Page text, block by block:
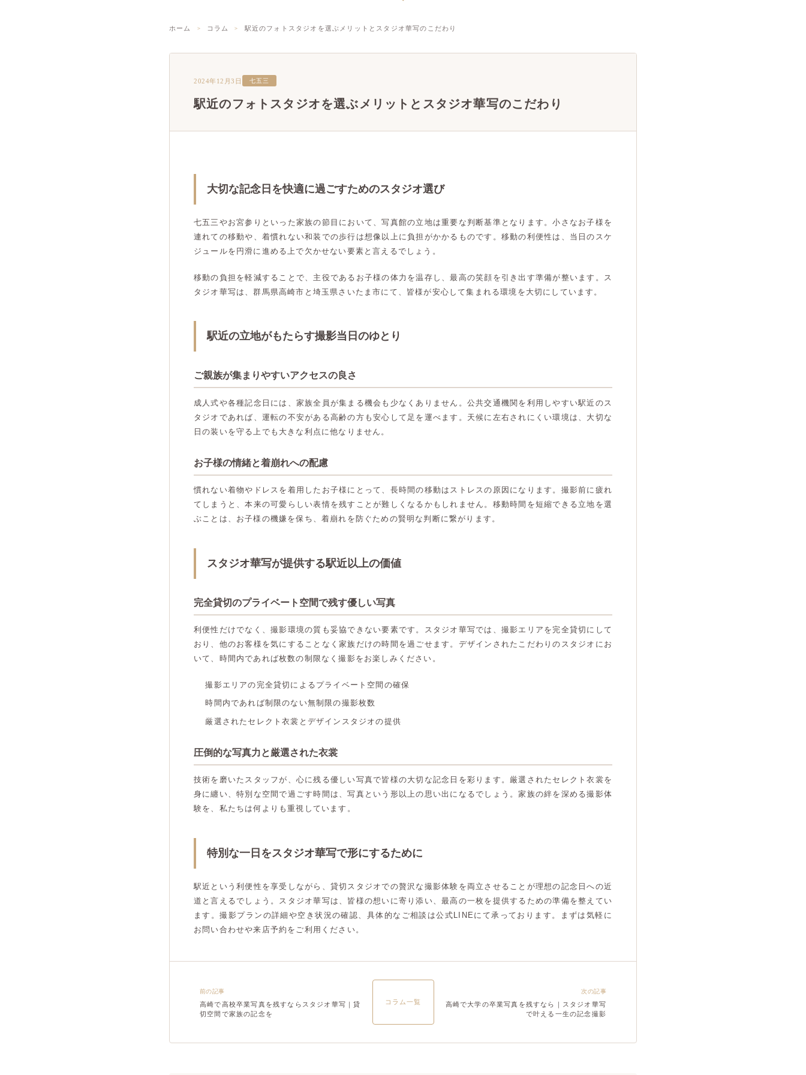
ホーム コラム 駅近のフォトスタジオを選ぶメリットとスタジオ華写のこだわり
2024年12月3日 七五三
駅近のフォトスタジオを選ぶメリットとスタジオ華写のこだわり
大切な記念日を快適に過ごすためのスタジオ選び
七五三やお宮参りといった家族の節目において、写真館の立地は重要な判断基準となります。小さなお子様を
連れての移動や、着慣れない和装での歩行は想像以上に負担がかかるものです。移動の利便性は、当日のスケ
ジュールを円滑に進める上で欠かせない要素と言えるでしょう。
移動の負担を軽減することで、主役であるお子様の体力を温存し、最高の笑顔を引き出す準備が整います。ス
タジオ華写は、群馬県高崎市と埼玉県さいたま市にて、皆様が安心して集まれる環境を大切にしています。
駅近の立地がもたらす撮影当日のゆとり
ご親族が集まりやすいアクセスの良さ
成人式や各種記念日には、家族全員が集まる機会も少なくありません。公共交通機関を利用しやすい駅近のス
タジオであれば、運転の不安がある高齢の方も安心して足を運べます。天候に左右されにくい環境は、大切な
日の装いを守る上でも大きな利点に他なりません。
お子様の情緒と着崩れへの配慮
慣れない着物やドレスを着用したお子様にとって、長時間の移動はストレスの原因になります。撮影前に疲れ
てしまうと、本来の可愛らしい表情を残すことが難しくなるかもしれません。移動時間を短縮できる立地を選
ぶことは、お子様の機嫌を保ち、着崩れを防ぐための賢明な判断に繋がります。
スタジオ華写が提供する駅近以上の価値
完全貸切のプライベート空間で残す優しい写真
利便性だけでなく、撮影環境の質も妥協できない要素です。スタジオ華写では、撮影エリアを完全貸切にして
おり、他のお客様を気にすることなく家族だけの時間を過ごせます。デザインされたこだわりのスタジオにお
いて、時間内であれば枚数の制限なく撮影をお楽しみください。
撮影エリアの完全貸切によるプライベート空間の確保
時間内であれば制限のない無制限の撮影枚数
厳選されたセレクト衣裳とデザインスタジオの提供
圧倒的な写真力と厳選された衣裳
技術を磨いたスタッフが、心に残る優しい写真で皆様の大切な記念日を彩ります。厳選されたセレクト衣裳を
身に纏い、特別な空間で過ごす時間は、写真という形以上の思い出になるでしょう。家族の絆を深める撮影体
験を、私たちは何よりも重視しています。
特別な一日をスタジオ華写で形にするために
駅近という利便性を享受しながら、貸切スタジオでの贅沢な撮影体験を両立させることが理想の記念日への近
道と言えるでしょう。スタジオ華写は、皆様の想いに寄り添い、最高の一枚を提供するための準備を整えてい
ます。撮影プランの詳細や空き状況の確認、具体的なご相談は公式LINEにて承っております。まずは気軽に
お問い合わせや来店予約をご利用ください。
前の記事
高崎で高校卒業写真を残すならスタジオ華写｜貸
切空間で家族の記念を
コラム一覧
次の記事
高崎で大学の卒業写真を残すなら｜スタジオ華写
で叶える一生の記念撮影
高崎店
高崎店